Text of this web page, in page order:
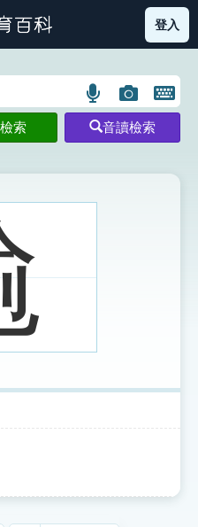
示 部首索引表圖示
登入
語
言
搜
示
圖
片
搜
開
鍵
圖
索 音讀檢索